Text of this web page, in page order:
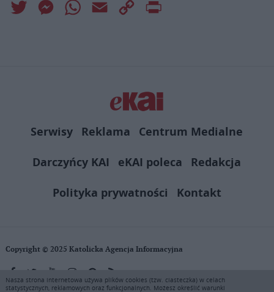
Twitter MessengerWhatsApp
Email
Copy
Serwisy Reklama
Centrum Medialne
Darczyńcy KAI
eKAI poleca
Redakcja
Polityka prywatności
Kontakt
Copyright © 2025 Katolicka Agencja Informacyjna
Nasza strona internetowa używa plików cookies (tzw. ciasteczka) w celach
statystycznych, reklamowych oraz funkcjonalnych. Możesz określić warunki